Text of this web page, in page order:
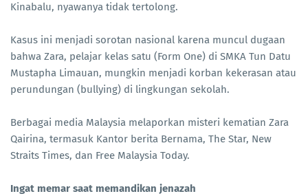
Kinabalu, nyawanya tidak tertolong.
Kasus ini menjadi sorotan nasional karena muncul dugaan
bahwa Zara, pelajar kelas satu (Form One) di SMKA Tun Datu
Mustapha Limauan, mungkin menjadi korban kekerasan atau
perundungan (bullying) di lingkungan sekolah.
Berbagai media Malaysia melaporkan misteri kematian Zara
Qairina, termasuk Kantor berita Bernama, The Star, New
Straits Times, dan Free Malaysia Today.
Ingat memar saat memandikan jenazah